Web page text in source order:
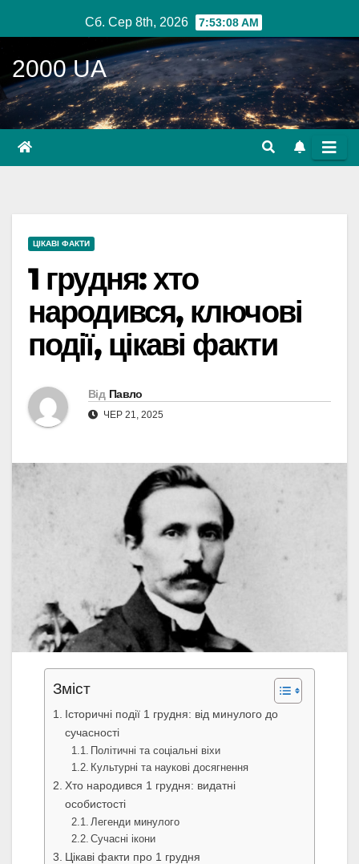
до
вмісту
Сб. Сер 8th, 2026 7:53:09 AM
2000 UA
ЦІКАВІ ФАКТИ
1 грудня: хто
народився, ключові
події, цікаві факти
Від Павло
ЧЕР 21, 2025
Зміст
Історичні події 1 грудня: від минулого до
сучасності
Політичні та соціальні віхи
Культурні та наукові досягнення
Хто народився 1 грудня: видатні
особистості
Легенди минулого
Сучасні ікони
Цікаві факти про 1 грудня